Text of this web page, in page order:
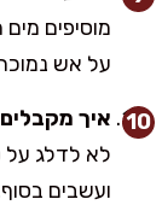
מוסיפים
על אש
איך
לא לדלג על
ועשבים